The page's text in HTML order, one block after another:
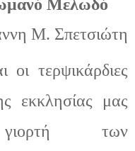
Μελωδό
Μ. Σπετσιώτη
τερψικάρδιες
εκκλησίας μας
των